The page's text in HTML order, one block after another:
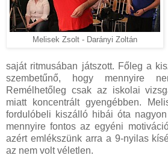
Melisek Zsolt - Darányi Zoltán
saját ritmusában játszott. Főleg a
szembetűnő, hogy mennyire
Remélhetőleg csak az iskolai
miatt koncentrált gyengébben.
fordulóbeli kiszálló hibái óta
mennyire fontos az egyéni
azért emlékszünk arra a 9-nyilas
az nem volt véletlen.